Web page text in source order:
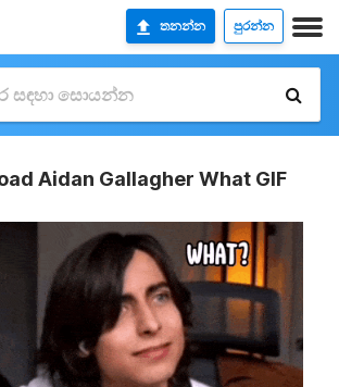
තනන්න පුරන්න
Aidan Gallagher What GIF